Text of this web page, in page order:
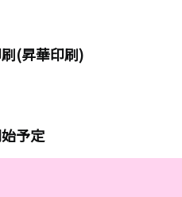
(昇華印刷)
予定